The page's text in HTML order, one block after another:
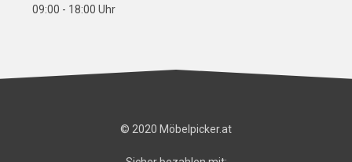
09:00 - 18:00 Uhr
© 2020 Möbelpicker.at